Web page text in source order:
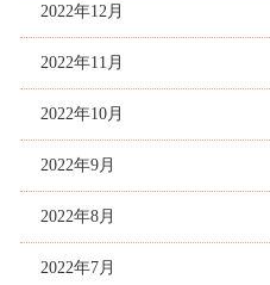
2022年12月
2022年11月
2022年10月
2022年9月
2022年8月
2022年7月